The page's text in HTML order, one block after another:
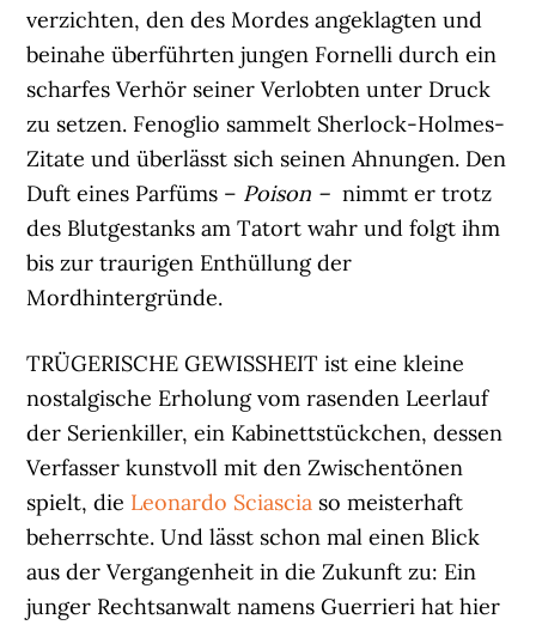
verzichten, den des Mordes angeklagten und
beinahe überführten jungen Fornelli durch ein
scharfes Verhör seiner Verlobten unter Druck
zu setzen. Fenoglio sammelt Sherlock-Holmes-
Zitate und überlässt sich seinen Ahnungen. Den
Duft eines Parfüms – Poison – nimmt er trotz
des Blutgestanks am Tatort wahr und folgt ihm
bis zur traurigen Enthüllung der
Mordhintergründe.
TRÜGERISCHE GEWISSHEIT ist eine kleine
nostalgische Erholung vom rasenden Leerlauf
der Serienkiller, ein Kabinettstückchen, dessen
Verfasser kunstvoll mit den Zwischentönen
spielt, die Leonardo Sciascia so meisterhaft
beherrschte. Und lässt schon mal einen Blick
aus der Vergangenheit in die Zukunft zu: Ein
junger Rechtsanwalt namens Guerrieri hat hier